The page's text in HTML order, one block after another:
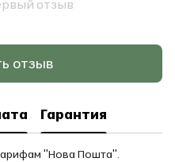
отзыв
отзыв
Гарантия
"Нова Пошта".